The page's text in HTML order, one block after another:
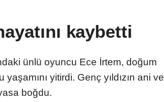
kaybetti
ünlü oyuncu Ece İrtem, doğum
yitirdi. Genç yıldızın ani ve
boğdu.